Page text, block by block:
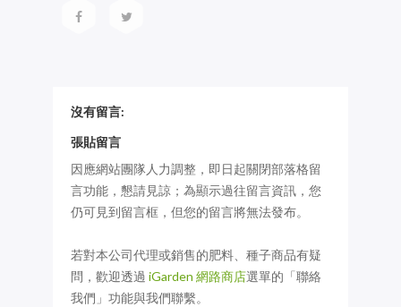
沒有留言:
張貼留言
因應網站團隊人力調整，即日起關閉部落格留
言功能，懇請見諒；為顯示過往留言資訊，您
仍可見到留言框，但您的留言將無法發布。
若對本公司代理或銷售的肥料、種子商品有疑
問，歡迎透過 iGarden 網路商店選單的「聯絡
我們」功能與我們聯繫。